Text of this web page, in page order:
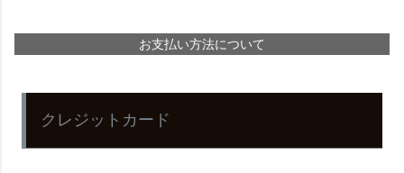
お支払い方法について
クレジットカード